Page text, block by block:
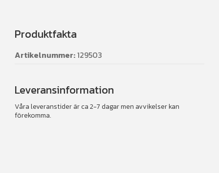
Produktfakta
Artikelnummer:129503
Leveransinformation
Våra leveranstider är ca 2-7 dagar men avvikelser kan
förekomma.